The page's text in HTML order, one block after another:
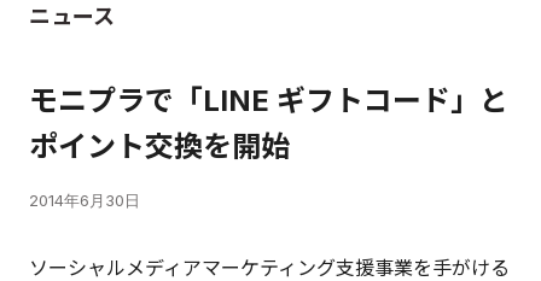
ニュース
モニプラで「LINE ギフトコード」と
ポイント交換を開始
2014年6月30日
ソーシャルメディアマーケティング支援事業を手がける